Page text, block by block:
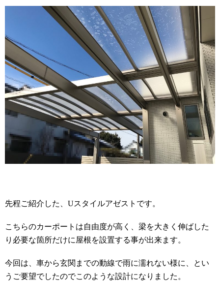
先程ご紹介した、Uスタイルアゼストです。
こちらのカーポートは自由度が高く、梁を大きく伸ばした
り必要な箇所だけに屋根を設置する事が出来ます。
今回は、車から玄関までの動線で雨に濡れない様に、とい
うご要望でしたのでこのような設計になりました。